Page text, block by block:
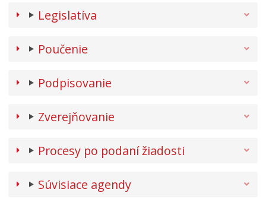
Legislatíva
Poučenie
Podpisovanie
Zverejňovanie
Procesy po podaní žiadosti
Súvisiace agendy